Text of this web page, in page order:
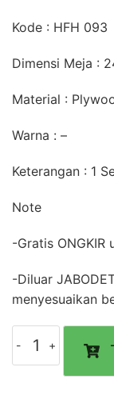
Kode : HFH 093
Dimensi Meja :
Material :
Warna : –
Keterangan : 1
Note
-Gratis ONGKIR
-Diluar
menyesuaikan
Meja